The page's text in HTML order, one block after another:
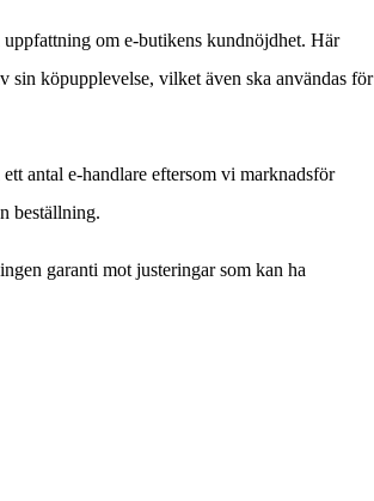
uppfattning om e-butikens kundnöjdhet. Här
sin köpupplevelse, vilket även ska användas för
antal e-handlare eftersom vi marknadsför
beställning.
garanti mot justeringar som kan ha